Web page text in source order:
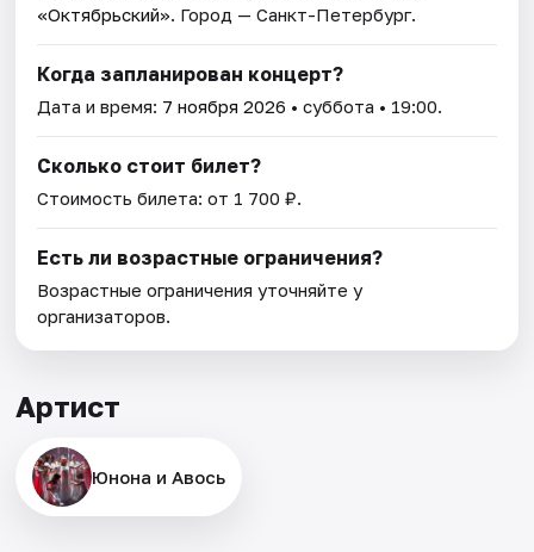
«Октябрьский». Город — Санкт-Петербург.
Когда запланирован концерт?
Дата и время: 7 ноября 2026 • суббота • 19:00.
Сколько стоит билет?
Стоимость билета: от 1 700 ₽.
Есть ли возрастные ограничения?
Возрастные ограничения уточняйте у
организаторов.
Артист
Юнона и Авось